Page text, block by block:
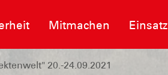
Mitmachen Einsatz
20.-24.09.2021